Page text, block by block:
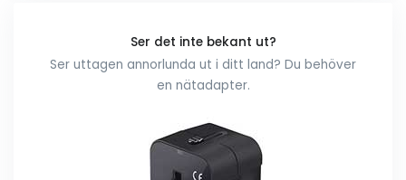
Ser det inte bekant ut?
Ser uttagen annorlunda ut i ditt land? Du behöver
en nätadapter.